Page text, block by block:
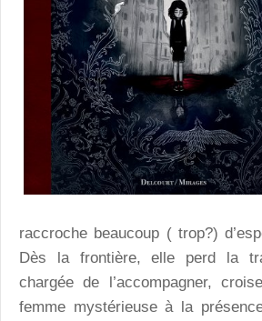
raccroche beaucoup ( trop?)
Dès la frontière, elle perd la
chargée de l’accompagner,
femme mystérieuse à la